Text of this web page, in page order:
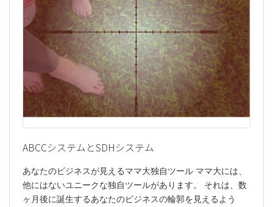
ABCCシステムとSDHシステム
あなたのビジネスが見えるママ大独自ツール ママ大には、
他にはないユニークな独自ツールがあります。 それは、数
ヶ月後に誕生するあなたのビジネスの輪郭を見えるよう